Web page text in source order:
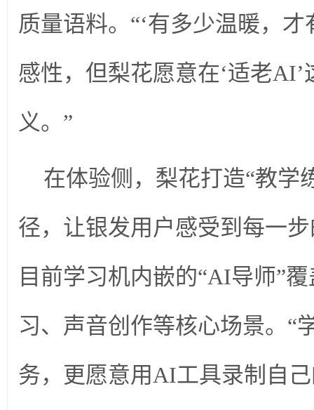
质量语料。“‘有多少温暖，
感性，但梨花愿意在‘适老
义。”
在体验侧，梨花打造“教学
径，让银发用户感受到每一
目前学习机内嵌的“AI导师”
习、声音创作等核心场景。“
务，更愿意用AI工具录制自